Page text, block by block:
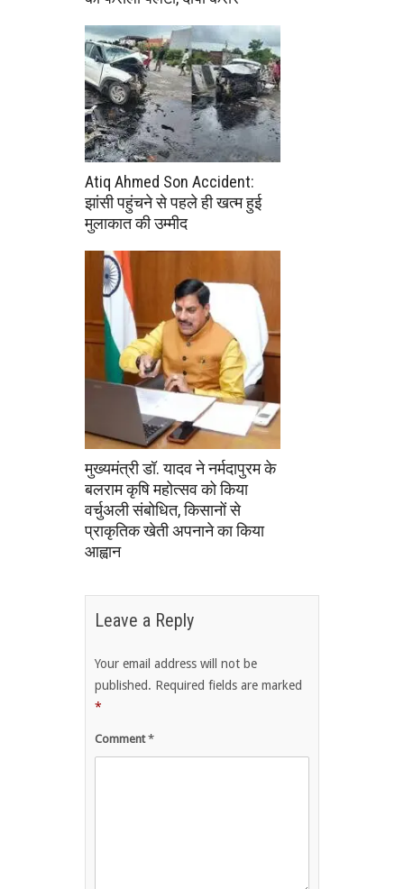
Atiq Ahmed Son Accident:
झांसी पहुंचने से पहले ही खत्म हुई
मुलाकात की उम्मीद
मुख्यमंत्री डॉ. यादव ने नर्मदापुरम के
बलराम कृषि महोत्सव को किया
वर्चुअली संबोधित, किसानों से
प्राकृतिक खेती अपनाने का किया
आह्वान
Leave a Reply
Your email address will not be
published. Required fields are marked
*
Comment*